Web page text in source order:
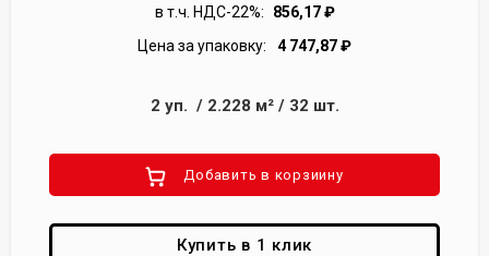
в т.ч. НДС-22%:
856,17₽
Цена за упаковку:
4 747,87₽
2 уп. / 2.228 м²/ 32 шт.
Добавить в корзиину
Купить в 1 клик